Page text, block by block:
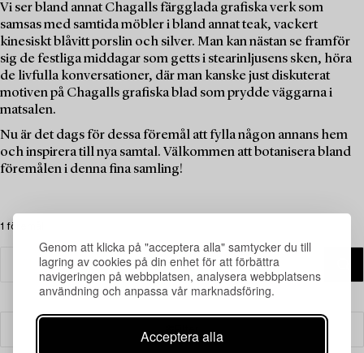
Genom att klicka på "acceptera alla" samtycker du till
lagring av cookies på din enhet för att förbättra
navigeringen på webbplatsen, analysera webbplatsens
användning och anpassa vår marknadsföring.
Acceptera alla
Vi ser bland annat Chagalls färgglada grafiska verk som
samsas med samtida möbler i bland annat teak, vackert
kinesiskt blåvitt porslin och silver. Man kan nästan se framför
sig de festliga middagar som getts i stearinljusens sken, höra
de livfulla konversationer, där man kanske just diskuterat
motiven på Chagalls grafiska blad som prydde väggarna i
matsalen.
Nu är det dags för dessa föremål att fylla någon annans hem
och inspirera till nya samtal. Välkommen att botanisera bland
föremålen i denna fina samling!
1 föremål